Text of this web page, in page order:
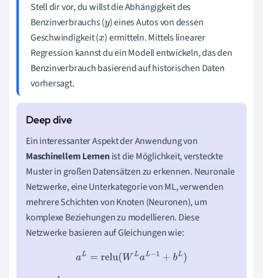
Stell dir vor, du willst die Abhängigkeit des
Benzinverbrauchs (y) eines Autos von dessen
Geschwindigkeit (x) ermitteln. Mittels linearer
Regression kannst du ein Modell entwickeln, das den
Benzinverbrauch basierend auf historischen Daten
vorhersagt.
Ein interessanter Aspekt der Anwendung von
Maschinellem Lernenist die Möglichkeit, versteckte
Muster in großen Datensätzen zu erkennen. Neuronale
Netzwerke, eine Unterkategorie von ML, verwenden
mehrere Schichten von Knoten (Neuronen), um
komplexe Beziehungen zu modellieren. Diese
Netzwerke basieren auf Gleichungen wie:
aL=relu(WLaL−1+bL)